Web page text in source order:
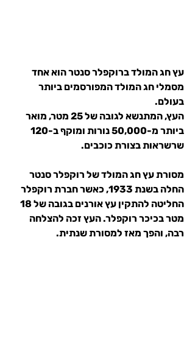
עץ חג המולד ברוקפלר סנטר הוא אחד
מסמלי חג המולד המפורסמים ביותר
בעולם.
העץ, המתנשא לגובה של 25 מטר, מואר
שרשראות בצורת כוכבים.
מסורת עץ חג המולד של רוקפלר סנטר
החלה בשנת 1933, כאשר חברת רוקפלר
מטר בכיכר רוקפלר. העץ זכה להצלחה
רבה, והפך מאז למסורת שנתית.